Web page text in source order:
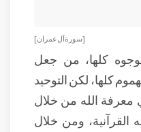
[ سورة آل عمران ]
كلها، من جعل
كلها، لكن التوحيد
معرفة الله من خلال
القرآنية، ومن خلال